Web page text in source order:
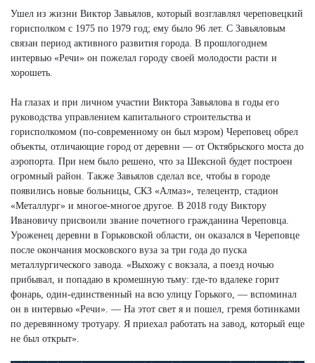
Ушел из жизни Виктор Завьялов, который возглавлял череповецкий
горисполком с 1975 по 1979 год; ему было 96 лет. С Завьяловым
связан период активного развития города. В прошлогоднем
интервью «Речи» он пожелал городу своей молодости расти и
хорошеть.
На глазах и при личном участии Виктора Завьялова в годы его
руководства управлением капитального строительства и
горисполкомом (по-современному он был мэром) Череповец обрел
объекты, отличающие город от деревни — от Октябрьского моста до
аэропорта. При нем было решено, что за Шексной будет построен
огромный район. Также Завьялов сделал все, чтобы в городе
появились новые больницы, СКЗ «Алмаз», телецентр, стадион
«Металлург» и многое-многое другое. В 2018 году Виктору
Ивановичу присвоили звание почетного гражданина Череповца.
Уроженец деревни в Горьковской области, он оказался в Череповце
после окончания московского вуза за три года до пуска
металлургического завода. «Выхожу с вокзала, а поезд ночью
прибывал, и попадаю в кромешную тьму: где-то вдалеке горит
фонарь, один-единственный на всю улицу Горького, — вспоминал
он в интервью «Речи». — На этот свет я и пошел, гремя ботинками
по деревянному тротуару. Я приехал работать на завод, который еще
не был открыт».